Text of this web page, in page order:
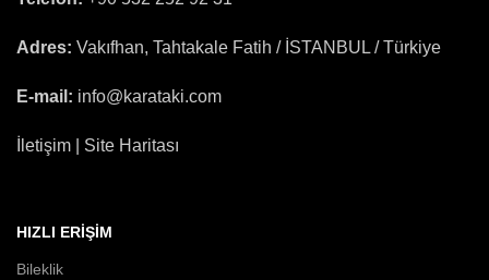
Adres: Vakıfhan, Tahtakale Fatih / İSTANBUL / Türkiye
E-mail: info@karataki.com
İletişim | Site Haritası
HIZLI ERIŞIM
Bileklik